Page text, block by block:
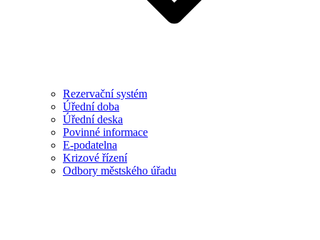
Rezervační systém
Úřední doba
Úřední deska
Povinné informace
E-podatelna
Krizové řízení
Odbory městského úřadu